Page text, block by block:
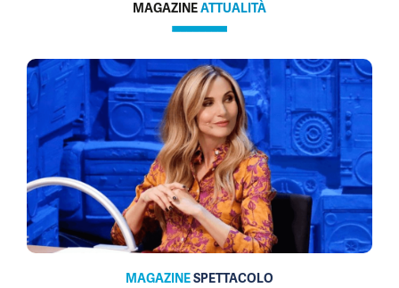
MAGAZINEATTUALITÀ
MAGAZINESPETTACOLO